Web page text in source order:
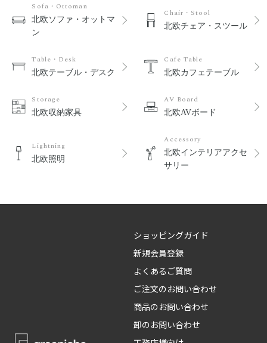
Sofa・Ottoman
北欧ソファ・オットマ
ン
Chair・Stool
北欧チェア・スツール
Table・Desk
北欧テーブル・デスク
Cafe Table
北欧カフェテーブル
Storage
北欧収納家具
AV Board
北欧AVボード
Lightning
北欧照明
Accessory
北欧インテリアアクセ
サリー
ショッピングガイド
新規会員登録
よくあるご質問
ご注文のお問い合わせ
商品のお問い合わせ
卸のお問い合わせ